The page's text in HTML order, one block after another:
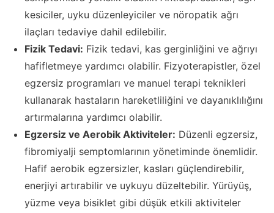
kesiciler, uyku düzenleyiciler ve nöropatik ağrı
ilaçları tedaviye dahil edilebilir.
Fizik Tedavi: Fizik tedavi, kas gerginliğini ve ağrıyı
hafifletmeye yardımcı olabilir. Fizyoterapistler, özel
egzersiz programları ve manuel terapi teknikleri
kullanarak hastaların hareketliliğini ve dayanıklılığını
artırmalarına yardımcı olabilir.
Egzersiz ve Aerobik Aktiviteler: Düzenli egzersiz,
fibromiyalji semptomlarının yönetiminde önemlidir.
Hafif aerobik egzersizler, kasları güçlendirebilir,
enerjiyi artırabilir ve uykuyu düzeltebilir. Yürüyüş,
yüzme veya bisiklet gibi düşük etkili aktiviteler